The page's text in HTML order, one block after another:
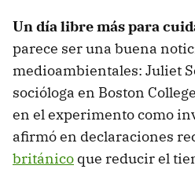
Un día libre más para
parece ser una buena
medioambientales: Juliet
socióloga en Boston
en el experimento como
afirmó en declaraciones
británico que reducir el